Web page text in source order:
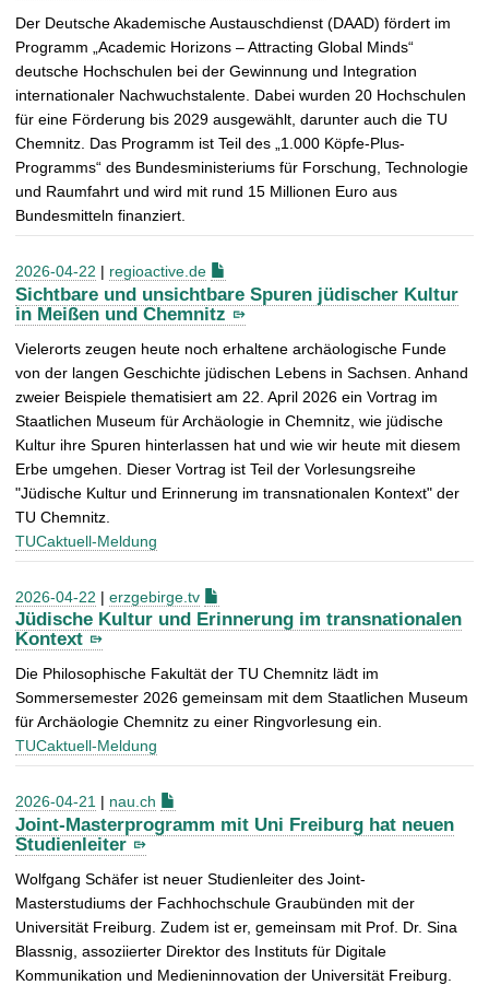
Der Deutsche Akademische Austauschdienst (DAAD) fördert im
Programm „Academic Horizons – Attracting Global Minds“
deutsche Hochschulen bei der Gewinnung und Integration
internationaler Nachwuchstalente. Dabei wurden 20 Hochschulen
für eine Förderung bis 2029 ausgewählt, darunter auch die TU
Chemnitz. Das Programm ist Teil des „1.000 Köpfe-Plus-
Programms“ des Bundesministeriums für Forschung, Technologie
und Raumfahrt und wird mit rund 15 Millionen Euro aus
Bundesmitteln finanziert.
2026-04-22 | regioactive.de
Sichtbare und unsichtbare Spuren jüdischer Kultur
in Meißen und Chemnitz
Vielerorts zeugen heute noch erhaltene archäologische Funde
von der langen Geschichte jüdischen Lebens in Sachsen. Anhand
zweier Beispiele thematisiert am 22. April 2026 ein Vortrag im
Staatlichen Museum für Archäologie in Chemnitz, wie jüdische
Kultur ihre Spuren hinterlassen hat und wie wir heute mit diesem
Erbe umgehen. Dieser Vortrag ist Teil der Vorlesungsreihe
"Jüdische Kultur und Erinnerung im transnationalen Kontext" der
TU Chemnitz.
TUCaktuell-Meldung
2026-04-22 | erzgebirge.tv
Jüdische Kultur und Erinnerung im transnationalen
Kontext
Die Philosophische Fakultät der TU Chemnitz lädt im
Sommersemester 2026 gemeinsam mit dem Staatlichen Museum
für Archäologie Chemnitz zu einer Ringvorlesung ein.
TUCaktuell-Meldung
2026-04-21 | nau.ch
Joint-Masterprogramm mit Uni Freiburg hat neuen
Studienleiter
Wolfgang Schäfer ist neuer Studienleiter des Joint-
Masterstudiums der Fachhochschule Graubünden mit der
Universität Freiburg. Zudem ist er, gemeinsam mit Prof. Dr. Sina
Blassnig, assoziierter Direktor des Instituts für Digitale
Kommunikation und Medieninnovation der Universität Freiburg.